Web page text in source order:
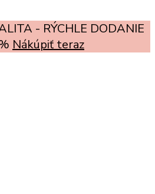
- RÝCHLE DODANIE
Nákúpiť teraz